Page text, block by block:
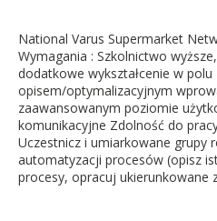
National Varus Supermarket
Wymagania : Szkolnictwo
dodatkowe wykształcenie w
opisem/optymalizacyjnym
zaawansowanym poziomie
komunikacyjne Zdolność do
Uczestnicz i umiarkowane grupy
automatyzacji procesów (opisz
procesy, opracuj ukierunkowane